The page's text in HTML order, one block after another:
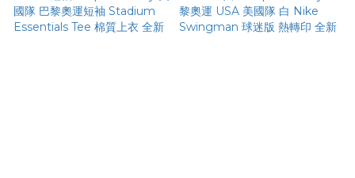
2024 三分球王 公仔
Foco Bobblehead
AUTO - PR: 110,182